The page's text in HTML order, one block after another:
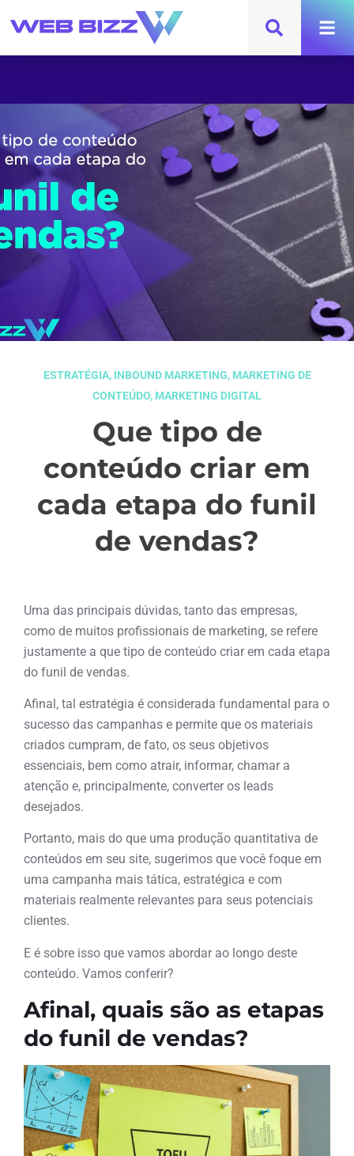
ESTRATÉGIA, INBOUND MARKETING, MARKETING DE
CONTEÚDO, MARKETING DIGITAL
Que tipo de
conteúdo criar em
cada etapa do funil
de vendas?
Uma das principais dúvidas, tanto das empresas,
como de muitos profissionais de marketing, se refere
justamente a que tipo de conteúdo criar em cada etapa
do funil de vendas.
Afinal, tal estratégia é considerada fundamental para o
sucesso das campanhas e permite que os materiais
criados cumpram, de fato, os seus objetivos
essenciais, bem como atrair, informar, chamar a
atenção e, principalmente, converter os leads
desejados.
Portanto, mais do que uma produção quantitativa de
conteúdos em seu site, sugerimos que você foque em
uma campanha mais tática, estratégica e com
materiais realmente relevantes para seus potenciais
clientes.
E é sobre isso que vamos abordar ao longo deste
conteúdo. Vamos conferir?
Afinal, quais são as etapas
do funil de vendas?